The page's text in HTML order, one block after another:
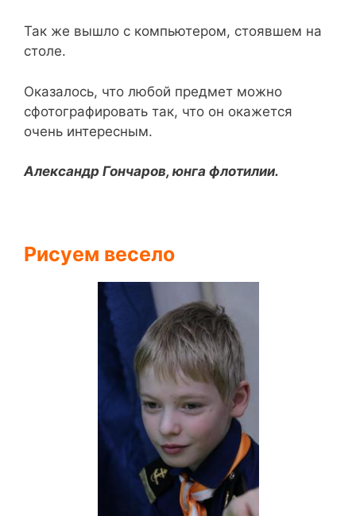
Так же вышло с компьютером, стоявшем на
столе.
Оказалось, что любой предмет можно
сфотографировать так, что он окажется
очень интересным.
Александр Гончаров, юнга флотилии.
Рисуем весело